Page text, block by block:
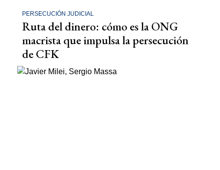
PERSECUCIÓN JUDICIAL
Ruta del dinero: cómo es la ONG
macrista que impulsa la persecución
de CFK